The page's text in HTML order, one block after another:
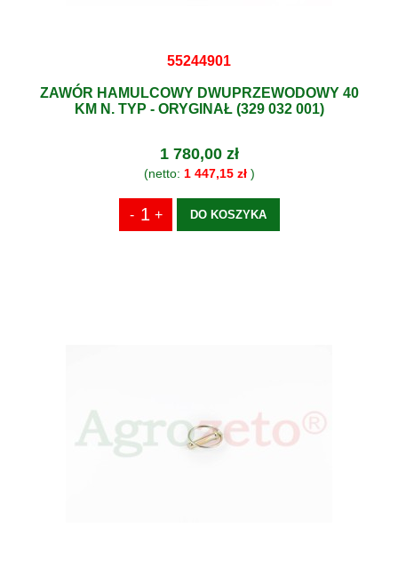
55244901
ZAWÓR HAMULCOWY DWUPRZEWODOWY 40
KM N. TYP - ORYGINAŁ (329 032 001)
1 780,00 zł
(netto: 1 447,15 zł)
DO KOSZYKA